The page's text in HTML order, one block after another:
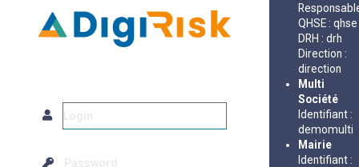
QHSE : qhse
DRH : drh
Direction :
direction
Multi
Société
Identifiant :
demomulti
Mairie
Identifiant :